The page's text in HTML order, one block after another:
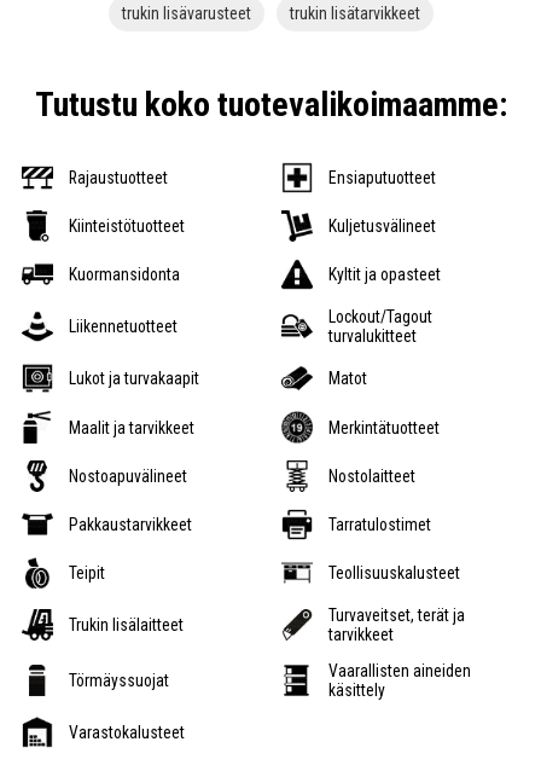
trukin lisävarusteet trukin lisätarvikkeet
Tutustu koko tuotevalikoimaamme:
Rajaustuotteet Ensiaputuotteet
Kiinteistötuotteet Kuljetusvälineet
Kuormansidonta Kyltit ja opasteet
Liikennetuotteet
Lockout/Tagout
turvalukitteet
Lukot ja turvakaapit Matot
Maalit ja tarvikkeet Merkintätuotteet
Nostoapuvälineet Nostolaitteet
Pakkaustarvikkeet Tarratulostimet
Teipit Teollisuuskalusteet
Trukin lisälaitteet
Turvaveitset, terät ja
tarvikkeet
Törmäyssuojat
Vaarallisten aineiden
käsittely
Varastokalusteet